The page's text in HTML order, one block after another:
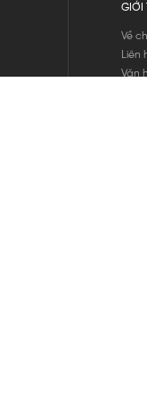
GIỚI
Về
Liên
Văn